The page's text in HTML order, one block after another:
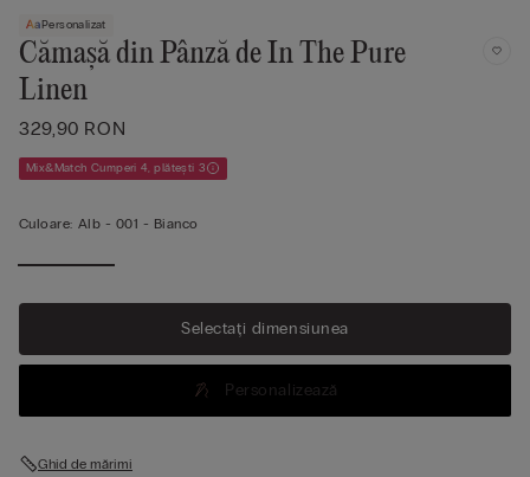
Personalizat
Cămașă din Pânză de In The Pure
Linen
329,90 RON
Mix&Match Cumperi 4, plătești 3
Culoare: Alb - 001 - Bianco
Selectați dimensiunea
Personalizează
Ghid de mărimi